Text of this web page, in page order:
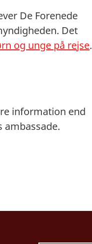
De Forenede
Det
og unge på rejse.
information end
ambassade.